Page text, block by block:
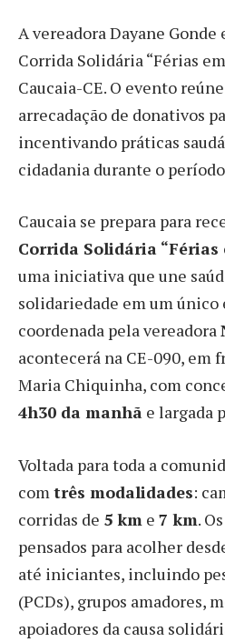
A vereadora Dayane Gonde
Corrida Solidária “Férias
Caucaia-CE. O evento
arrecadação de donativos
incentivando práticas
cidadania durante o
Caucaia se prepara para
Corrida Solidária “Férias
uma iniciativa que une
solidariedade em um único
coordenada pela vereadora
acontecerá na CE-090, em
Maria Chiquinha, com
4h30 da manhã e largada
Voltada para toda a
comtrês modalidades:
corridas de 5 km e 7 km.
pensados para acolher
até iniciantes, incluindo
(PCDs), grupos amadores,
apoiadores da causa